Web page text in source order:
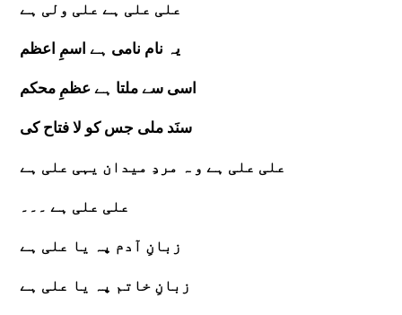
علی علی ہے علی ولی ہے
یہ نام نامی ہے اسمِ اعظم
اسی سے ملتا ہے عظمِ محکم
سنَد ملی جس کو لا فتاح کی
علی علی ہے و ہ مردِ میدان یہی علی ہے
علی علی ہے ۔۔۔
زبانِ آدم پہ یا علی ہے
زبانِ خاتم پہ یا علی ہے